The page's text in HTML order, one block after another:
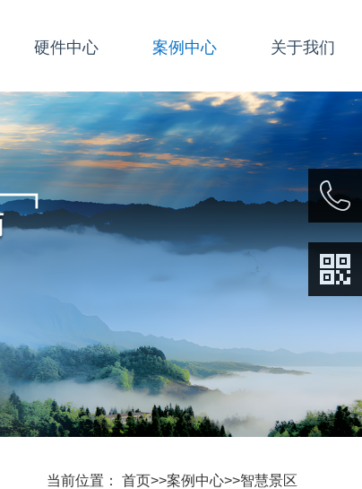
硬件中心 案例中心 关于我们
当前位置： 首页>>案例中心>>智慧景区